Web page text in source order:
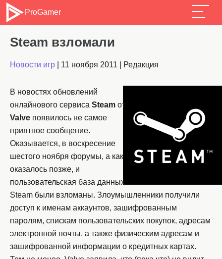
ProGamer
Steam взломали
Новости игр 11 ноября 2011 Редакция
В новостях обновлений
онлайнового сервиса Steam от
Valve появилось не самое
приятное сообщение.
Оказывается, в воскресение
шестого ноября форумы, а как
оказалось позже, и
пользовательская база данных
Steam были взломаны. Злоумышленники получили
доступ к именам аккаунтов, зашифрованным
паролям, спискам пользовательских покупок, адресам
электронной почты, а также физическим адресам и
зашифрованной информации о кредитных картах.